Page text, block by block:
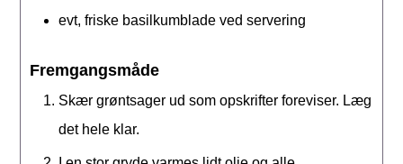
evt, friske basilkumblade ved servering
Fremgangsmåde
Skær grøntsager ud som opskrifter foreviser. Læg
det hele klar.